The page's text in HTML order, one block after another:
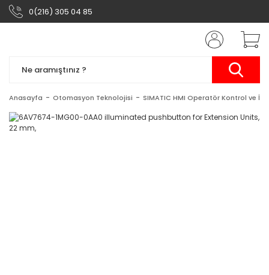
0(216) 305 04 85
Anasayfa Otomasyon Teknolojisi SIMATIC HMI Operatör Kontrol ve